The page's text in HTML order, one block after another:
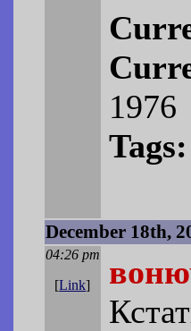
1976
Tags:
December 18th,
04:26 pm
[Link]